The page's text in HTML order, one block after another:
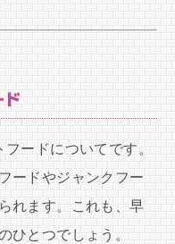
ードについてです。
ードやジャンクフー
れます。これも、早
ひとつでしょう。